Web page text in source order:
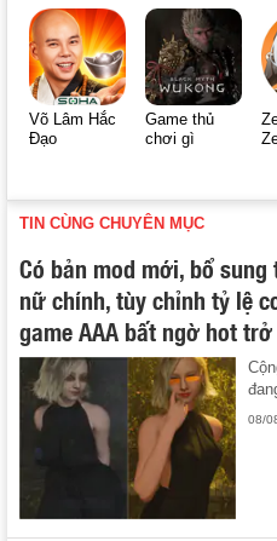
Võ Lâm Hắc
Đạo
Game thủ
chơi gì
TIN CÙNG CHUYÊN MỤC
Có bản mod mới, bổ
nữ chính, tùy chỉnh tỷ lệ
game AAA bất ngờ hot
08/